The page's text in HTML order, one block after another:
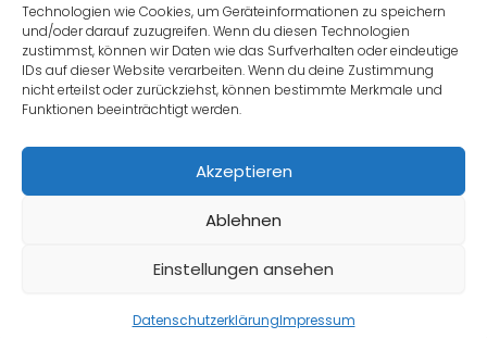
Technologien wie Cookies, um Geräteinformationen zu speichern
und/oder darauf zuzugreifen. Wenn du diesen Technologien
zustimmst, können wir Daten wie das Surfverhalten oder eindeutige
IDs auf dieser Website verarbeiten. Wenn du deine Zustimmung
nicht erteilst oder zurückziehst, können bestimmte Merkmale und
Funktionen beeinträchtigt werden.
Akzeptieren
Ablehnen
Einstellungen ansehen
DatenschutzerklärungImpressum
Zurück
Zurück zu Kurs
Weiter Lektion